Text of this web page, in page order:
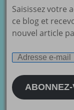
Saisissez votre
ce blog et
nouvel article
Adresse
mail